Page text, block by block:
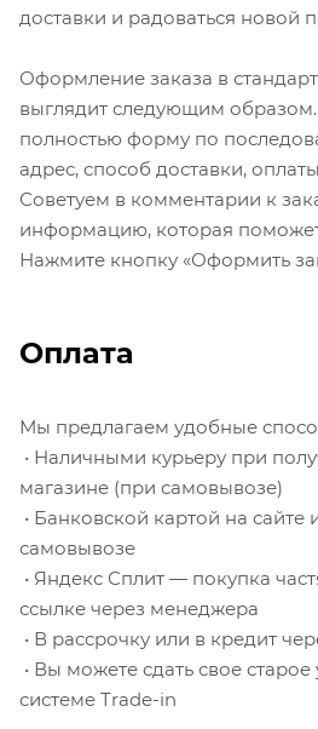
рамками делает телевизор
интерьера, который органично
современный дом или
многофункциональное и
тех, кто хочет сочетать
TV-возможности и удобный
доставки и радоваться новой
Оформление заказа в
выглядит следующим
полностью форму по
адрес, способ доставки,
Советуем в комментарии к
информацию, которая
Нажмите кнопку «Оформить
Оплата
Мы предлагаем удобные
• Наличными курьеру при
магазине (при самовывозе)
• Банковской картой на
самовывозе
• Яндекс Сплит — покупка
ссылке через менеджера
• В рассрочку или в кредит
• Вы можете сдать свое старое
системе Trade-in